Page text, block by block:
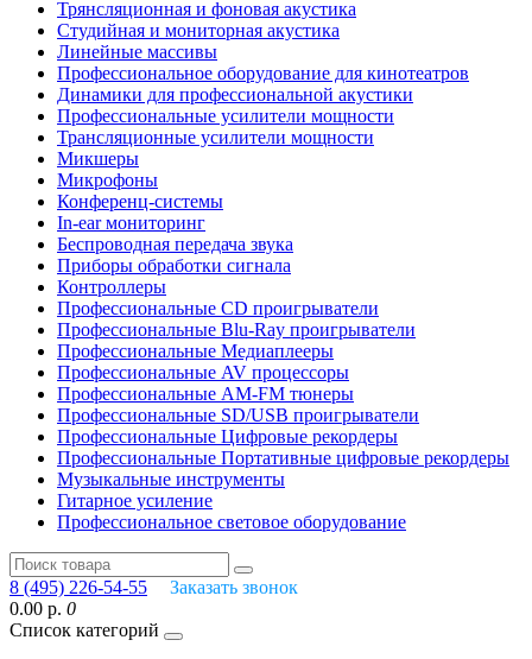
Трянсляционная и фоновая акустика
Студийная и мониторная акустика
Линейные массивы
Профессиональное оборудование для кинотеатров
Динамики для профессиональной акустики
Профессиональные усилители мощности
Трансляционные усилители мощности
Микшеры
Микрофоны
Конференц-системы
In-ear мониторинг
Беспроводная передача звука
Приборы обработки сигнала
Контроллеры
Профессиональные СD проигрыватели
Профессиональные Blu-Ray проигрыватели
Профессиональные Медиаплееры
Профессиональные AV процессоры
Профессиональные AM-FM тюнеры
Профессиональные SD/USB проигрыватели
Профессиональные Цифровые рекордеры
Профессиональные Портативные цифровые рекордеры
Музыкальные инструменты
Гитарное усиление
Профессиональное световое оборудование
8 (495) 226-54-55
Заказать звонок
0.00 р. 0
Список категорий